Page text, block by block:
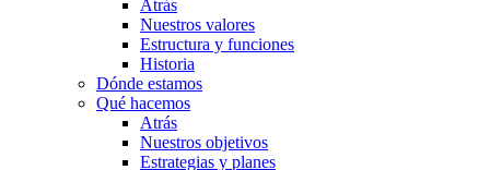
Atrás
Nuestros valores
Estructura y funciones
Historia
Dónde estamos
Qué hacemos
Atrás
Nuestros objetivos
Estrategias y planes